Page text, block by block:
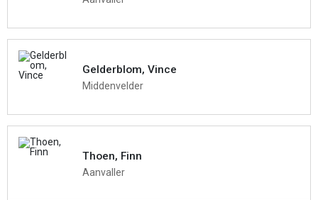
Gelderblom, Vince
Middenvelder
Thoen, Finn
Aanvaller